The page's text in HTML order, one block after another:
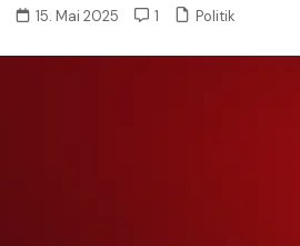
15. Mai 2025 1 Politik